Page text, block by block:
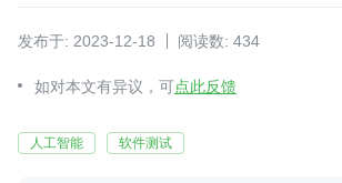
发布于: 2023-12-18 阅读数: 434
如对本文有异议，可点此反馈
人工智能 软件测试